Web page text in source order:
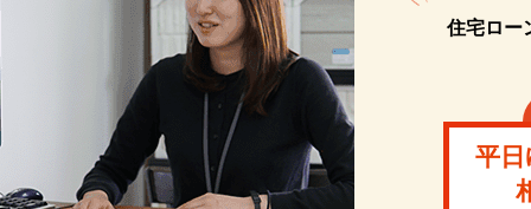
住宅ロー
平